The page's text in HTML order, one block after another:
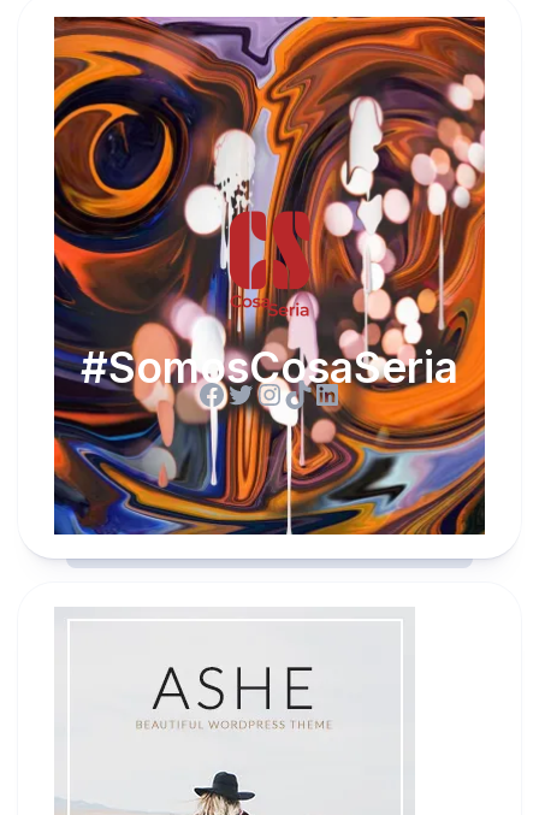
#SomosCosaSeria
Facebook
Twitter
Instagram
TikTok
LinkedIn